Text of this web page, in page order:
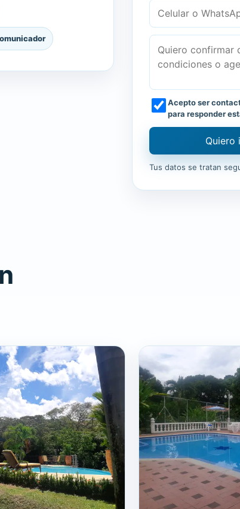
Acepto ser
para responder
Quiero
Tus datos se tratan